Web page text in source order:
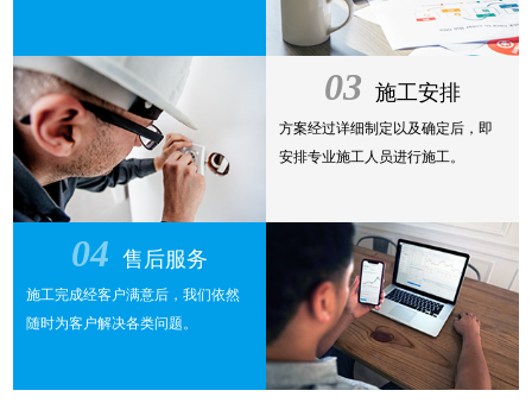
03 施工安排
方案经过详细制定以及确定后，即
安排专业施工人员进行施工。
04 售后服务
施工完成经客户满意后，我们依然
随时为客户解决各类问题。